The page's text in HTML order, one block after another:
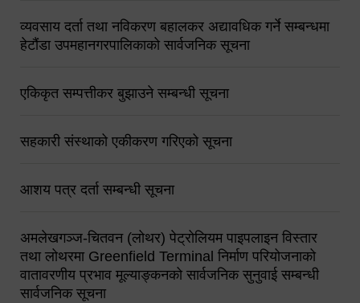
व्यवसाय दर्ता तथा नविकरण बहालकर अद्यावधिक गर्ने सम्बन्धमा
हेटौंडा उपमहानगरपालिकाको सार्वजनिक सूचना
एकिकृत सम्पत्तीकर बुझाउने सम्बन्धी सूचना
सहकारी संस्थाको एकीकरण गरिएको सूचना
आशय पत्र दर्ता सम्बन्धी सूचना
अमलेखगञ्ज-चितवन (लोथर) पेट्रोलियम पाइपलाइन विस्तार
तथा लोथरमा Greenfield Terminal निर्माण परियोजनाको
वातावरणीय प्रभाव मूल्याङ्कनको सार्वजनिक सुनुवाई सम्बन्धी
सार्वजनिक सूचना